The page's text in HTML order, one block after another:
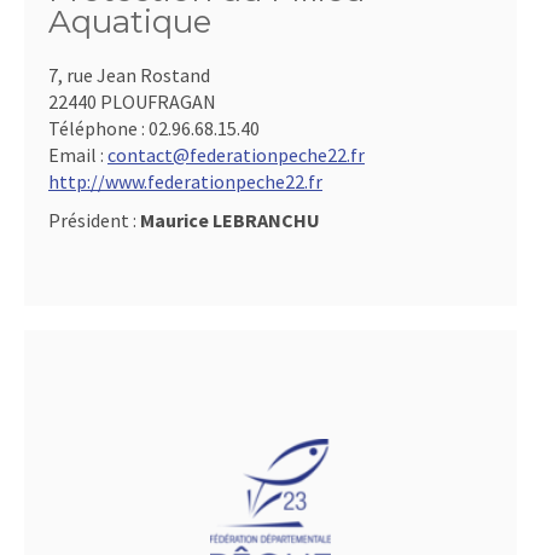
Aquatique
7, rue Jean Rostand
22440 PLOUFRAGAN
Téléphone : 02.96.68.15.40
Email : contact@federationpeche22.fr
http://www.federationpeche22.fr
Président : Maurice LEBRANCHU